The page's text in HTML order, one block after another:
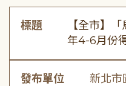
標題
【全市】
年4-6月份
發布單位 新北市